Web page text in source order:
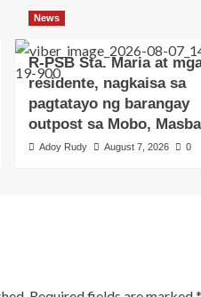
News
R-PSB Sta. Maria at
residente, nagkaisa sa
pagtatayo ng barangay
outpost sa Mobo,
Adoy Rudy August 7, 2026 0